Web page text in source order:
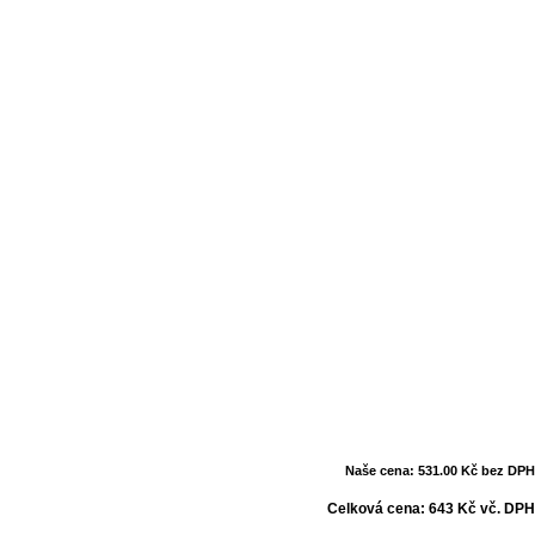
Naše cena: 531.00 Kč bez DPH
Celková cena: 643 Kč vč. DPH